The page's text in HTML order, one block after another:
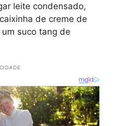
leite condensado,
de creme de
suco tang de